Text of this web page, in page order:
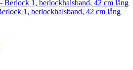
1, berlockhalsband, 42 cm lång